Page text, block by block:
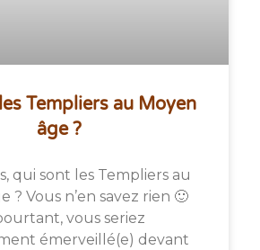
Templiers au Moyen
âge ?
qui sont les Templiers au
? Vous n’en savez rien 🙂
vous seriez
émerveillé(e) devant